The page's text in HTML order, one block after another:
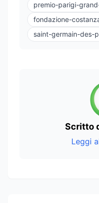
premio-parigi-
fondazione-
saint-germain-des-
Scritto
Leggi